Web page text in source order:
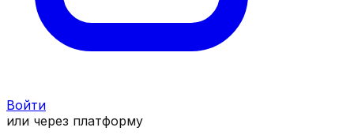
Войти
или через платформу